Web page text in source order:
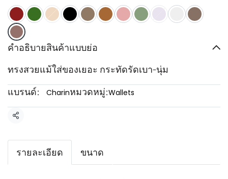
คำอธิบายสินค้าแบบย่อ
ทรงสวยแม้ใส่ของเยอะ กระทัดรัดเบา-นุ่ม
แบรนด์:
Charinหมวดหมู่:Wallets
แชร์
รายละเอียด ขนาด